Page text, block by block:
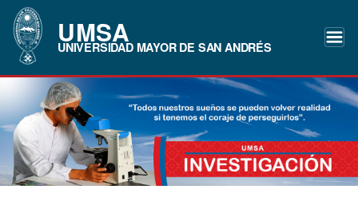
UMSA
UNIVERSIDAD MAYOR DE SAN ANDRÉS